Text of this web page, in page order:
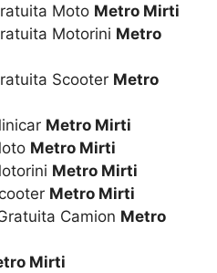
Moto Metro Mirti
Motorini Metro
Scooter Metro
Metro Mirti
Metro Mirti
Metro Mirti
Metro Mirti
Camion Metro
Mirti